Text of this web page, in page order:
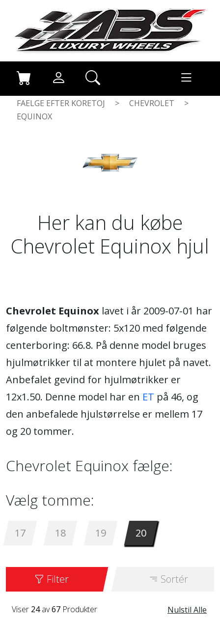
FAELGE EFTER KORETOJ > CHEVROLET
>
EQUINOX
Her kan du købe
Chevrolet Equinox hjul
Chevrolet Equinox lavet i år 2009-07-01 har
følgende boltmønster: 5x120 med følgende
centerboring: 66.8. På denne model bruges
hjulmøtrikker til at montere hjulet på navet.
Anbefalet gevind for hjulmøtrikker er
12x1.50. Denne model har en ET på 46, og
den anbefalede hjulstørrelse er mellem 17
og 20 tommer.
Chevrolet Equinox fælge:
Vælg tomme:
17 18 19 20
Filter Sortér
Nulstil Alle
Viser 24av67 Produkter